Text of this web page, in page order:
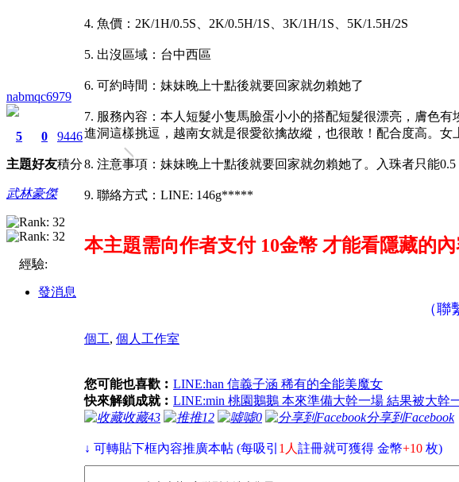
nabmqc6979
5
主題
0
好友
9446
積分
武林豪傑
經驗:
發消息
4. 魚價：2K/1H/0.5S、2K/0.5H/1S、3K/1H/1S、5K/1.5H/2S
5. 出沒區域：台中西區
6. 可約時間：妹妹晚上十點後就要回家就勿賴她了
7. 服務內容：本人短髮小隻馬臉蛋小小的搭配短髮很漂亮，膚色
進洞這樣挑逗，越南女就是很愛欲擒故縱，也很敢！配合度高。
8. 注意事項：妹妹晚上十點後就要回家就勿賴她了。入珠者只能
9. 聯絡方式：LINE: 146g*****
本主題需向作者支付 10金幣才能看隱藏的
（
個工, 個人工作室
您可能也喜歡︰ LINE:han 信義子涵 稀有的全能美魔女
快來解鎖成就︰ LINE:min 桃園鵝鵝 本來準備大幹一場 結果被大幹
收藏43 推12 噓0 分享到Facebook
↓ 可轉貼下框內容推廣本帖 (每吸引 1人 註冊就可獲得 金幣+10 枚)